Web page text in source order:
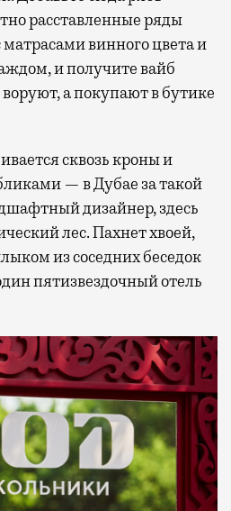
расставленные ряды
винного цвета и
и получите вайб
а покупают в бутике
сквозь кроны и
— в Дубае за такой
дизайнер, здесь
лес. Пахнет хвоей,
из соседних беседок
пятизвездочный отель